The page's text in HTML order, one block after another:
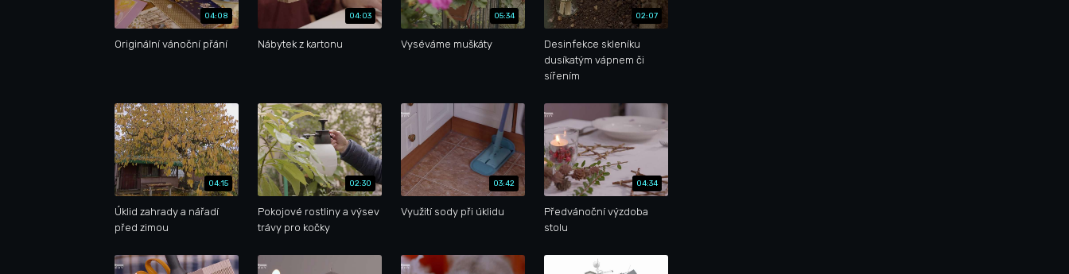
04:08
Originální vánoční přání
04:03
Nábytek z kartonu
05:34
Vyséváme muškáty
02:07
Desinfekce skleníku
dusíkatým vápnem či
sířením
04:15
Úklid zahrady a nářadí
před zimou
02:30
Pokojové rostliny a výsev
trávy pro kočky
03:42
Využití sody při úklidu
04:34
Předvánoční výzdoba
stolu